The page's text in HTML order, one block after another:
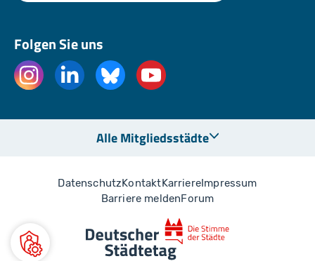
Folgen Sie uns
Alle Mitgliedsstädte
DatenschutzKontaktKarriereImpressum
Barriere meldenForum